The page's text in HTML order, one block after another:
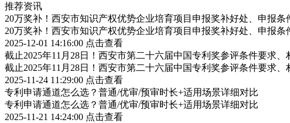
推荐资讯
20万奖补！西安市知识产权优势企业培育项目申报奖补好处、申报条
20万奖补！西安市知识产权优势企业培育项目申报奖补好处、申报条
2025-12-01 14:16:00 点击查看
截止2025年11月28日！西安市第二十六届中国专利奖参评条件要求、
截止2025年11月28日！西安市第二十六届中国专利奖参评条件要求、
2025-11-24 11:29:00 点击查看
专利申请通道怎么选？普通/优审/预审时长+适用场景详细对比
专利申请通道怎么选？普通/优审/预审时长+适用场景详细对比
2025-11-21 14:24:00 点击查看